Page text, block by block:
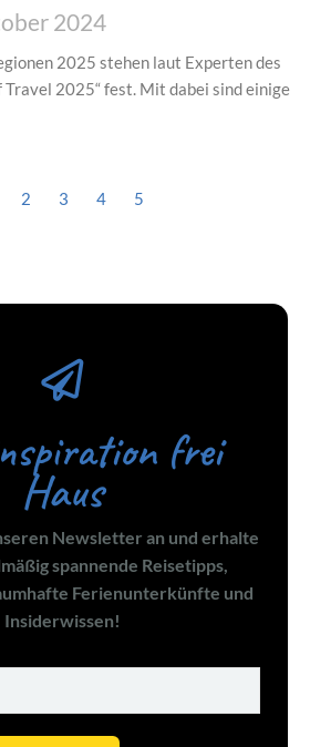
2024
2025 stehen laut Experten des
Travel 2025“ fest. Mit dabei sind einige
2 3 4 5
frei
Haus
Newsletter an und erhalte
spannende Reisetipps,
Ferienunterkünfte und
Insiderwissen!